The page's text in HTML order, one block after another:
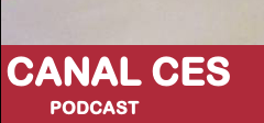
CANAL CES
PODCAST